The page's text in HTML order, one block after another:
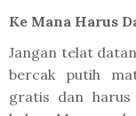
Ke Mana Harus
Jangan telat
bercak putih
gratis dan harus